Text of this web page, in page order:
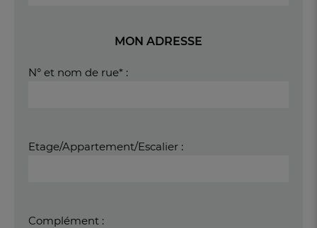
MON ADRESSE
N° et nom de rue* :
Etage/Appartement/Escalier :
Complément :